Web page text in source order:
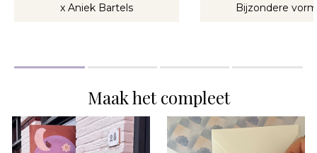
x Aniek Bartels Bijzondere
Maak het compleet